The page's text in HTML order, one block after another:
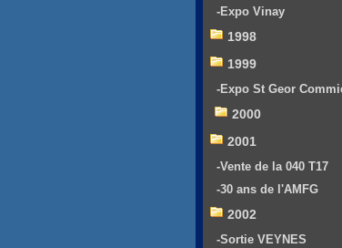
-Expo Vinay
1998
1999
-Expo St Geor
2000
2001
-Vente de la 040 T17
-30 ans de l'AMFG
2002
-Sortie VEYNES